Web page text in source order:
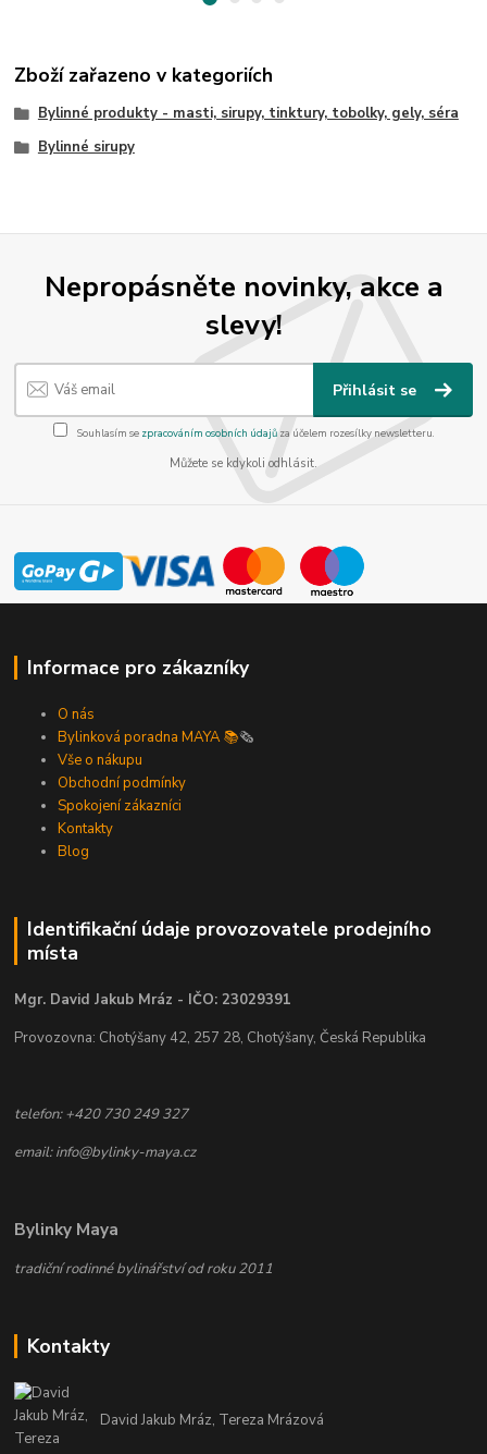
Zboží zařazeno v kategoriích
Bylinné produkty - masti, sirupy, tinktury, tobolky, gely, séra
Bylinné sirupy
Nepropásněte novinky, akce a
slevy!
Přihlásit se
Souhlasím se zpracováním osobních údajůza účelem rozesílky newsletteru.
Můžete se kdykoli odhlásit.
Informace pro zákazníky
O nás
Bylinková poradna MAYA 📚🗞️
Vše o nákupu
Obchodní podmínky
Spokojení zákazníci
Kontakty
Blog
Identifikační údaje provozovatele prodejního
místa
Mgr. David Jakub Mráz - IČO: 23029391
Provozovna: Chotýšany 42, 257 28, Chotýšany, Česká Republika
telefon: +420 730 249 327
email: info@bylinky-maya.cz
Bylinky Maya
tradiční rodinné bylinářství od roku 2011
Kontakty
David Jakub Mráz, Tereza Mrázová